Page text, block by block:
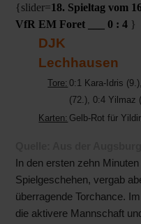
{slider=18. Spieltag vom
VfR EM Foret ___ 0 : 4 }
DJK
Lechhausen
Tore: 0:1 Kara-Idris
(72.), 0:4 Yilmaz
Karten: Gelb-Rot für
In den ersten zehn
Spielgeschehen, vergab
überragende Torchance.
die aktivere Mannschaft